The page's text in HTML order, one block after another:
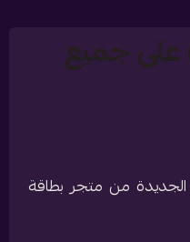
جميع
من متجر بطاقة